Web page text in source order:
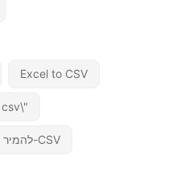
Excel to CSV
\"להמיר xls ל csv\"
להמיר אקסל ל-CSV